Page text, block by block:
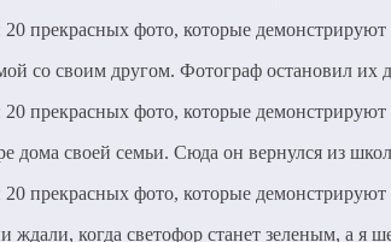
со своим другом. Фотограф остановил их
дома своей семьи. Сюда он вернулся из
ждали, когда светофор станет зеленым, а